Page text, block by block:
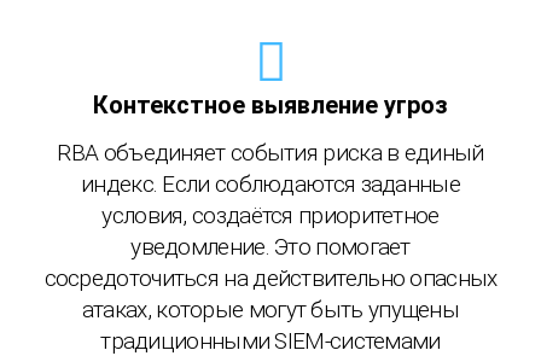
Контекстное выявление угроз
RBA объединяет события риска в единый
индекс. Если соблюдаются заданные
условия, создаётся приоритетное
уведомление. Это помогает
сосредоточиться на действительно опасных
атаках, которые могут быть упущены
традиционными SIEM-системами